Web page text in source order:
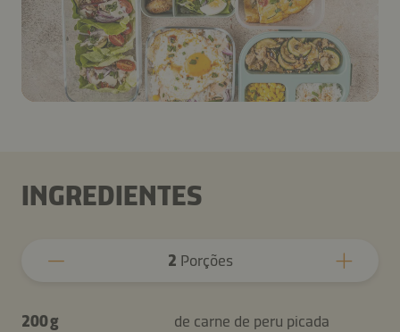
INGREDIENTES
2 Porções
200 g
de carne de peru picada